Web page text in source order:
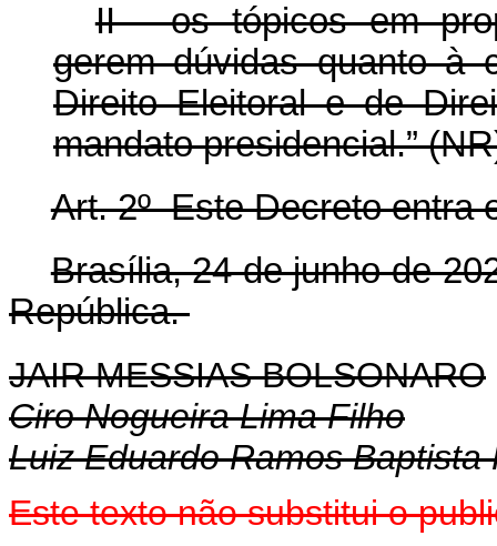
II - os tópicos em
gerem dúvidas quanto à
Direito Eleitoral e de
mandato presidencial.”
Art. 2º Este Decreto entra
Brasília, 24 de junho de
República.
JAIR MESSIAS BOLSONARO
Ciro Nogueira Lima Filho
Luiz Eduardo Ramos Baptista
Este texto não substitui o